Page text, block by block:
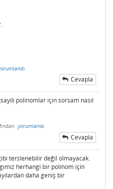
Cevapla
polinomlar için sorsam nasıl
yorumlandı
Cevapla
terslenebilir değil olmayacak.
herhangi bir polinom için
daha geniş bir